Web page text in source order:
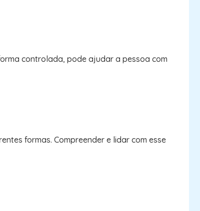
controlada, pode ajudar a pessoa com
formas. Compreender e lidar com esse